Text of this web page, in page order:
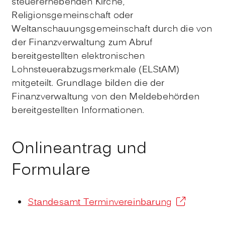
Religionsgemeinschaft oder
Weltanschauungsgemeinschaft durch die von
der Finanzverwaltung zum Abruf
bereitgestellten elektronischen
Lohnsteuerabzugsmerkmale (ELStAM)
mitgeteilt. Grundlage bilden die der
Finanzverwaltung von den Meldebehörden
bereitgestellten Informationen.
Onlineantrag und
Formulare
Standesamt Terminvereinbarung